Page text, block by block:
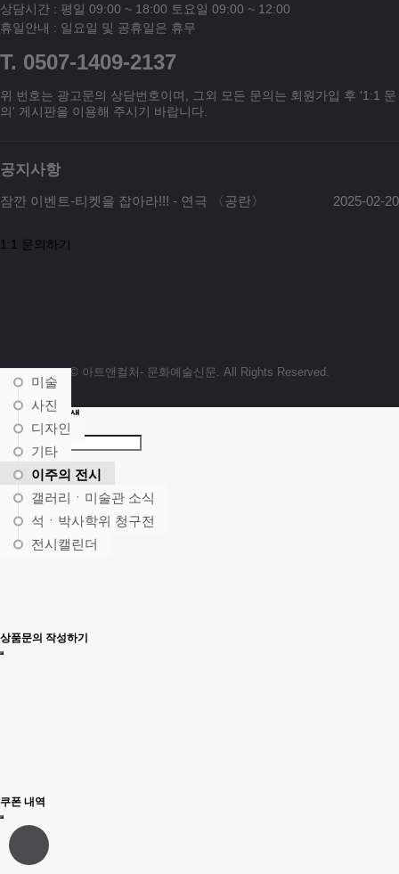
미술
사진
디자인
기타
이주의 전시
갤러리ㆍ미술관 소식
석ㆍ박사학위 청구전
전시캘린더
상담시간 : 평일 09:00 ~ 18:00 토요일 09:00 ~ 12:00
휴일안내 : 일요일 및 공휴일은 휴무
T. 0507-1409-2137
위 번호는 광고문의 상담번호이며, 그외 모든 문의는 회원가입 후 '1:1 문
의' 게시판을 이용해 주시기 바랍니다.
공지사항
잠깐 이벤트-티켓을 잡아라!!! - 연극 〈공란〉 2025-02-20
1:1 문의하기
© 아트앤컬처- 문화예술신문. All Rights Reserved.
전체 게시판 검색
검색
사용후기 작성하기
상품문의 작성하기
쿠폰 내역